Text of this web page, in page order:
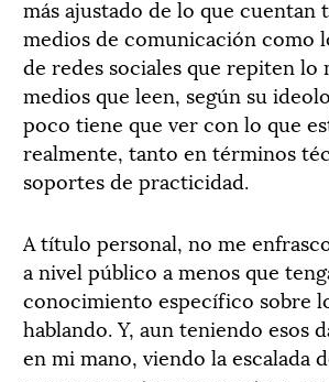
más ajustado de lo que cuentan
medios de comunicación como
de redes sociales que repiten lo
medios que leen, según su
poco tiene que ver con lo que
realmente, tanto en términos
soportes de practicidad.
A título personal, no me
a nivel público a menos que
conocimiento específico sobre
hablando. Y, aun teniendo esos
en mi mano, viendo la escalada